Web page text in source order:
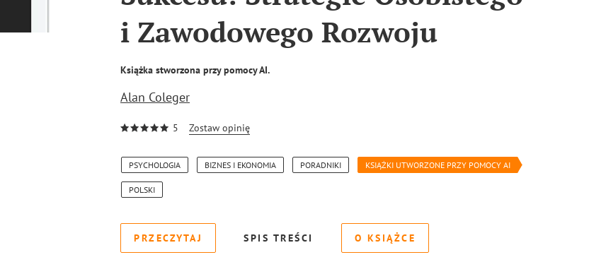
i Zawodowego Rozwoju
Książka stworzona przy pomocy AI.
Alan Coleger
5 Zostaw opinię
PSYCHOLOGIA BIZNES I EKONOMIA PORADNIKI KSIĄŻKI UTWORZONE PRZY POMOCY AI
POLSKI
PRZECZYTAJ SPIS TREŚCI O KSIĄŻCE